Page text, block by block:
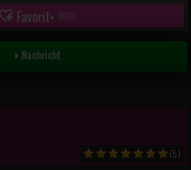
Favorit (8811)
Nachricht
(5)